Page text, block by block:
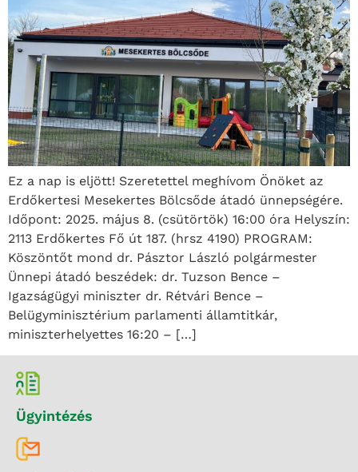
Ez a nap is eljött! Szeretettel meghívom Önöket az
Erdőkertesi Mesekertes Bölcsőde átadó ünnepségére.
Időpont: 2025. május 8. (csütörtök) 16:00 óra Helyszín:
2113 Erdőkertes Fő út 187. (hrsz 4190) PROGRAM:
Köszöntőt mond dr. Pásztor László polgármester
Ünnepi átadó beszédek: dr. Tuzson Bence –
Igazságügyi miniszter dr. Rétvári Bence –
Belügyminisztérium parlamenti államtitkár,
miniszterhelyettes 16:20 – […]
Ügyintézés